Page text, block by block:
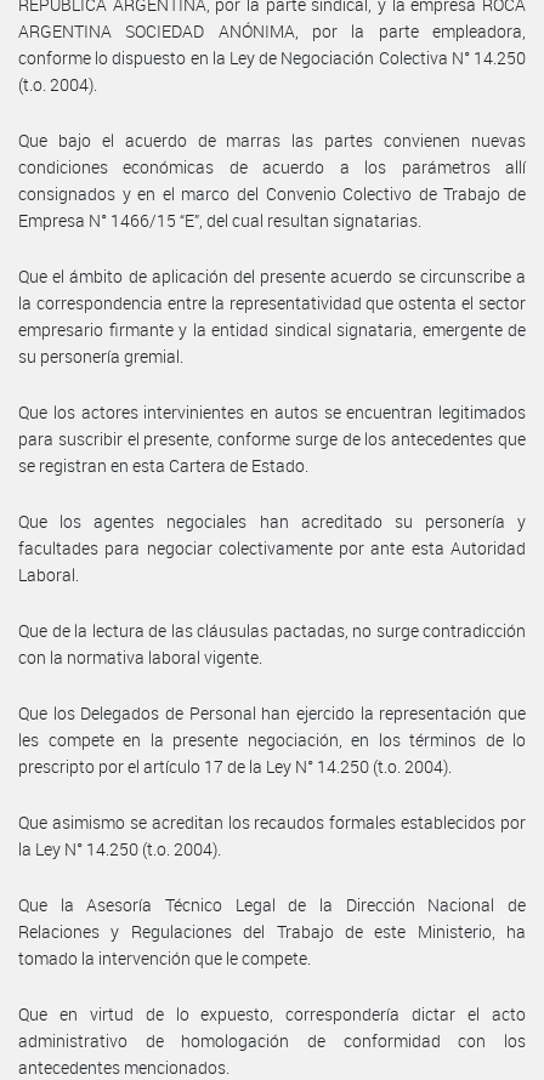
ARGENTINA SOCIEDAD ANÓNIMA, por la parte empleadora,
conforme lo dispuesto en la Ley de Negociación Colectiva N° 14.250
(t.o. 2004).
Que bajo el acuerdo de marras las partes convienen nuevas
condiciones económicas de acuerdo a los parámetros allí
consignados y en el marco del Convenio Colectivo de Trabajo de
Empresa N° 1466/15 “E”, del cual resultan signatarias.
Que el ámbito de aplicación del presente acuerdo se circunscribe a
la correspondencia entre la representatividad que ostenta el sector
empresario firmante y la entidad sindical signataria, emergente de
su personería gremial.
Que los actores intervinientes en autos se encuentran legitimados
para suscribir el presente, conforme surge de los antecedentes que
se registran en esta Cartera de Estado.
Que los agentes negociales han acreditado su personería y
facultades para negociar colectivamente por ante esta Autoridad
Laboral.
Que de la lectura de las cláusulas pactadas, no surge contradicción
con la normativa laboral vigente.
Que los Delegados de Personal han ejercido la representación que
les compete en la presente negociación, en los términos de lo
prescripto por el artículo 17 de la Ley N° 14.250 (t.o. 2004).
Que asimismo se acreditan los recaudos formales establecidos por
la Ley N° 14.250 (t.o. 2004).
Que la Asesoría Técnico Legal de la Dirección Nacional de
Relaciones y Regulaciones del Trabajo de este Ministerio, ha
tomado la intervención que le compete.
Que en virtud de lo expuesto, correspondería dictar el acto
administrativo de homologación de conformidad con los
antecedentes mencionados.